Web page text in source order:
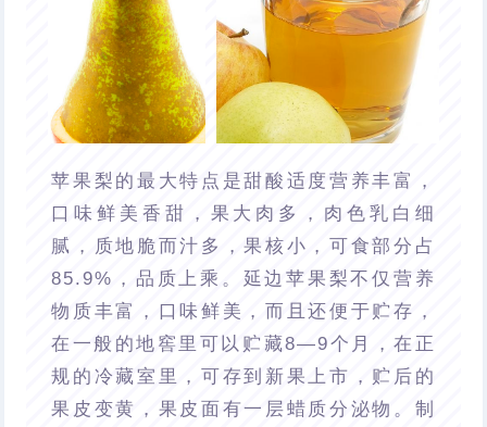
苹果梨的最大特点是甜酸适度营养丰富，
口味鲜美香甜，果大肉多，肉色乳白细
腻，质地脆而汁多，果核小，可食部分占
85.9%，品质上乘。延边苹果梨不仅营养
物质丰富，口味鲜美，而且还便于贮存，
在一般的地窖里可以贮藏8—9个月，在正
规的冷藏室里，可存到新果上市，贮后的
果皮变黄，果皮面有一层蜡质分泌物。制